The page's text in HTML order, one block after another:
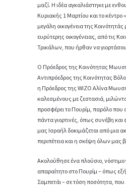
μαζί. Η ιδέα αγκαλιάστηκε με
Κυριακής 1 Μαρτίου και το κέντρο
μεγάλη οικογένεια της
ευρύτερης οικογένειας, από τις
Τρικάλων, που ήρθαν να
Ο Πρόεδρος της Κοινότητας
Αντιπρόεδρος της Κοινότητας
η Πρόεδρος της WIZO Αλίνα
καλεσμένους με ζεστασιά,
προσφέρει το Πουρίμ, παρόλο που
πάντα γιορτινές, όπως συνέβη
μας Ισραήλ δοκιμάζεται από μια
περιπέτεια και η σκέψη όλων μας
Ακολούθησε ένα πλούσιο, νόστιμο
απαραίτητο στο Πουρίμ – όπως
Σαμπετάι – σε τόση ποσότητα,